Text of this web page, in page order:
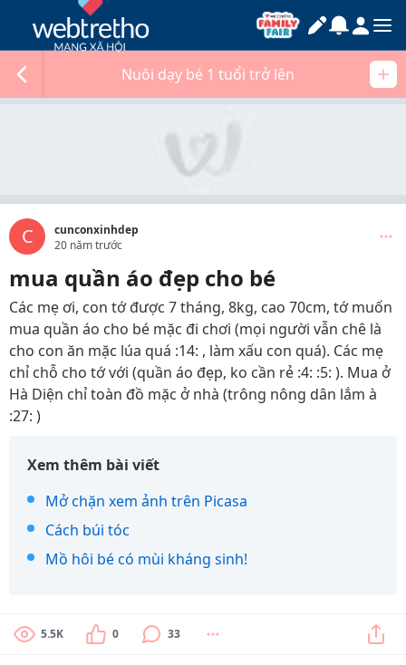
Nuôi dạy bé 1 tuổi trở lên
C
cunconxinhdep
20 năm trước
mua quần áo đẹp cho bé
Các mẹ ơi, con tớ được 7 tháng, 8kg, cao 70cm, tớ muốn
mua quần áo cho bé mặc đi chơi (mọi người vẫn chê là
cho con ăn mặc lúa quá :14: , làm xấu con quá). Các mẹ
chỉ chỗ cho tớ với (quần áo đẹp, ko cần rẻ :4: :5: ). Mua ở
Hà Diện chỉ toàn đồ mặc ở nhà (trông nông dân lắm à
:27: )
Xem thêm bài viết
Mở chặn xem ảnh trên Picasa
Cách búi tóc
Mồ hôi bé có mùi kháng sinh!
5.5K 0 33